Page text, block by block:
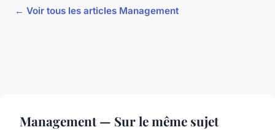
← Voir tous les articles Management
Management — Sur le même sujet